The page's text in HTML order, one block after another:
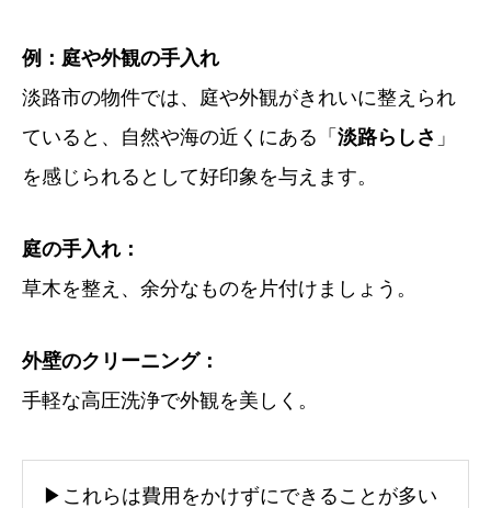
例：庭や外観の手入れ
淡路市の物件では、庭や外観がきれいに整えられ
ていると、自然や海の近くにある「 淡路らしさ 」
を感じられるとして好印象を与えます。
庭の手入れ：
草木を整え、余分なものを片付けましょう。
外壁のクリーニング：
手軽な高圧洗浄で外観を美しく。
▶これらは費用をかけずにできることが多い